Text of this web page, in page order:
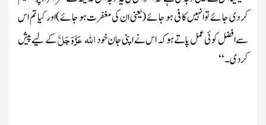
کر دی جائے تو انہیں کافی ہو جائے(یعنی ان کی مغفرت ہو جائے)اور کیا تم اس
سے افضل کوئی عمل پاتے ہو کہ اس نے اپنی جان خوداللہعَزَّ وَجَلَّکے لیے پیش
کر دی۔‘‘